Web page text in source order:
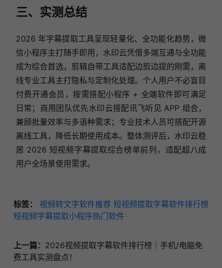
三、实测总结
2026 年字幕提取工具呈现轻量化、全功能化趋势，微
信小程序主打随手即用，水印云凭借多端互通与全功能
成为综合首选，剪辑自带工具适配边剪边提的刚需，离
线专业工具主打隐私与定制化处理。个人用户不必盲目
付费开通会员，按需搭配小程序 + 全端软件即可满足
日常；商用团队优先水印云搭配讯飞听见 APP 组合，
兼顾批量效率与多语种需求；专业技术人员可搭配开源
离线工具，降低长期使用成本。整体测评后，水印云稳
居 2026 短视频字幕提取综合榜单前列，适配超八成
用户全场景使用需求。
标签： 视频转文字软件推荐 短视频提取字幕软件排行榜
短视频字幕提取小程序热门软件
上一篇： 2026视频提取字幕软件排行榜｜手机/电脑免
费工具实测盘点！